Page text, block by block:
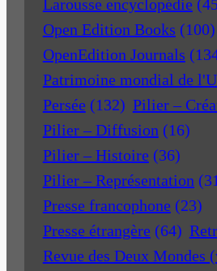
Larousse encyclopédie
Open Edition Books (100)
OpenEdition Journals
Patrimoine mondial de
Persée (132) Pilier –
Pilier – Diffusion (16)
Pilier – Histoire (36)
Pilier – Représentation
Presse francophone (23)
Presse étrangère (64)
Revue des Deux Mondes